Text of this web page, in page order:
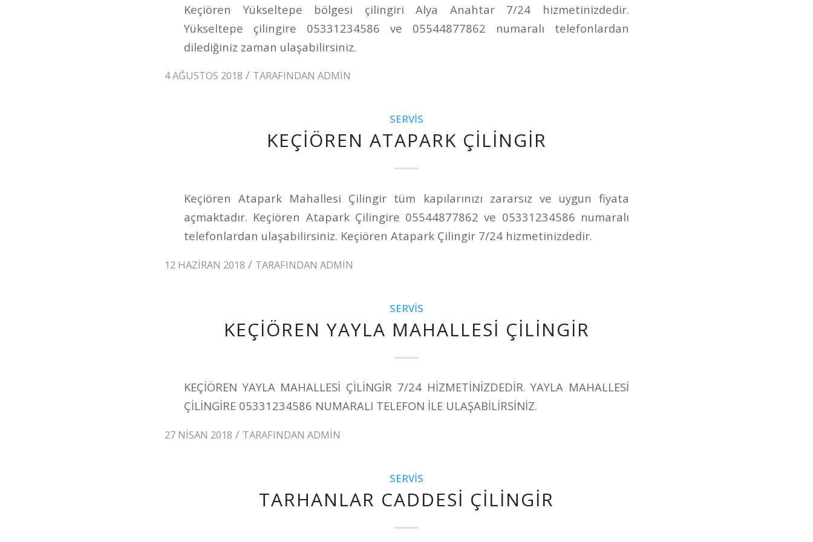
Keçiören Yükseltepe bölgesi çilingiri Alya Anahtar 7/24 hizmetinizdedir.
Yükseltepe çilingire 05331234586 ve 05544877862 numaralı telefonlardan
dilediğiniz zaman ulaşabilirsiniz.
4 AĞUSTOS 2018 / TARAFINDAN ADMIN
SERVIS
KEÇIÖREN ATAPARK ÇILINGIR
Keçiören Atapark Mahallesi Çilingir tüm kapılarınızı zararsız ve uygun fiyata
açmaktadır. Keçiören Atapark Çilingire 05544877862 ve 05331234586 numaralı
telefonlardan ulaşabilirsiniz. Keçiören Atapark Çilingir 7/24 hizmetinizdedir.
12 HAZIRAN 2018 / TARAFINDAN ADMIN
SERVIS
KEÇİÖREN YAYLA MAHALLESİ ÇİLİNGİR
KEÇİÖREN YAYLA MAHALLESİ ÇİLİNGİR 7/24 HİZMETİNİZDEDİR. YAYLA MAHALLESİ
ÇİLİNGİRE 05331234586 NUMARALI TELEFON İLE ULAŞABİLİRSİNİZ.
27 NISAN 2018 / TARAFINDAN ADMIN
SERVIS
TARHANLAR CADDESİ ÇİLİNGİR